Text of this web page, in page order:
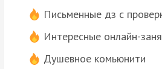
Письменные дз с
Интересные онлайн-
Душевное комьюнити